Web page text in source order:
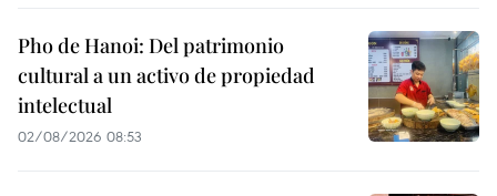
Pho de Hanoi: Del patrimonio
cultural a un activo de propiedad
intelectual
02/08/2026 08:53